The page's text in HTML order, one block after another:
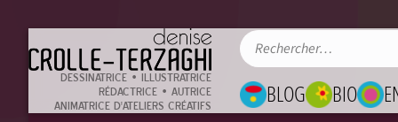
DESSINATRICE • ILLUSTRATRICE
RÉDACTRICE • AUTRICE
ANIMATRICE D'ATELIERS CRÉATIFS
BLOG BIO